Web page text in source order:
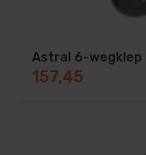
Astral 6-wegklep
157,45